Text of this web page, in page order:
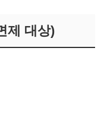
제 대상)